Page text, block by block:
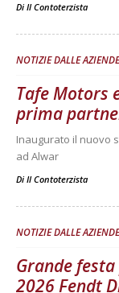
Di Il Contoterzista
NOTIZIE DALLE AZIENDE
Tafe Motors
prima
Inaugurato il nuovo
ad Alwar
Di Il Contoterzista
NOTIZIE DALLE AZIENDE
Grande
2026 Fendt